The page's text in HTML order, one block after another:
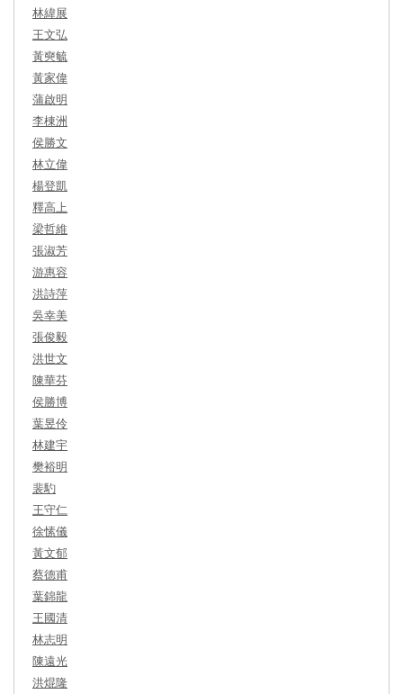
林緯展
王文弘
黃奭毓
黃家偉
蒲啟明
李棟洲
侯勝文
林立偉
楊登凱
釋高上
梁哲維
張淑芳
游惠容
洪詩萍
吳幸美
張俊毅
洪世文
陳華芬
侯勝博
葉昱伶
林建宇
樊裕明
裴馰
王守仁
徐愫儀
黃文郁
蔡德甫
葉錦龍
王國清
林志明
陳遠光
洪焜隆